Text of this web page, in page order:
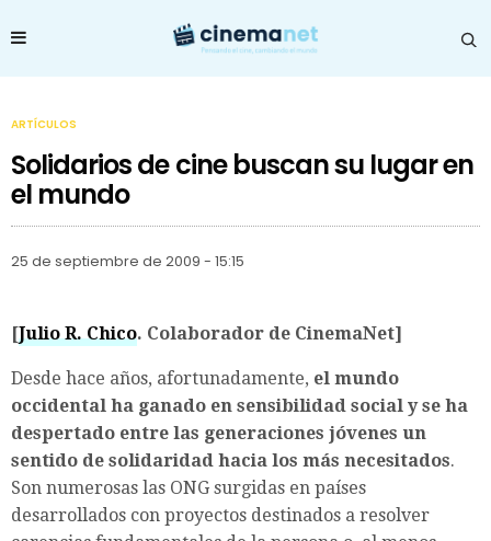
ARTÍCULOS
Solidarios de cine buscan su lugar en
el mundo
25 de septiembre de 2009 - 15:15
[Julio R. Chico. Colaborador de CinemaNet]
Desde hace años, afortunadamente, el mundo
occidental ha ganado en sensibilidad social y se ha
despertado entre las generaciones jóvenes un
sentido de solidaridad hacia los más necesitados.
Son numerosas las ONG surgidas en países
desarrollados con proyectos destinados a resolver